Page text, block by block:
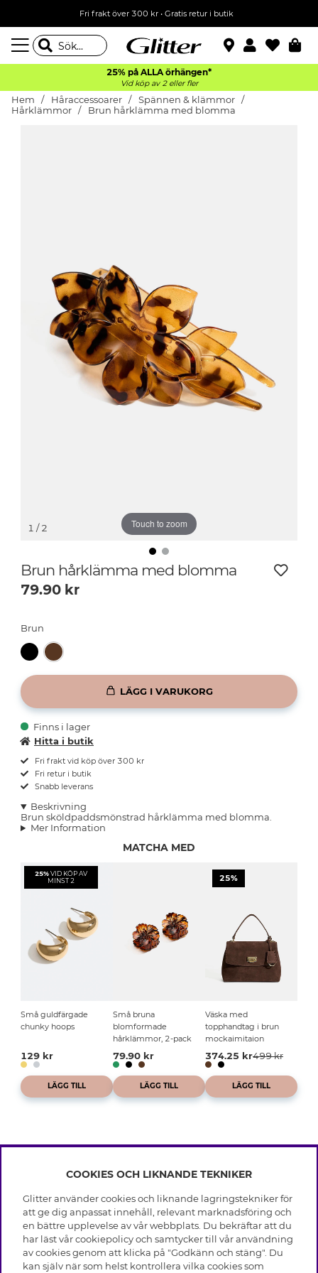
Fri frakt över 300 kr• Gratis retur i butik
25% på ALLA örhängen*
Vid köp av 2 eller fler
Hem Håraccessoarer
Spännen & klämmor
Hårklämmor
Brun hårklämma med blomma
Touch to zoom
1 / 2
Brun hårklämma med blomma
79.90 kr
Brun
LÄGG I VARUKORG
Finns i lager
Hitta i butik
Fri frakt vid köp över 300 kr
Fri retur i butik
Snabb leverans
Beskrivning
Brun sköldpaddsmönstrad hårklämma med blomma.
Mer Information
MATCHA MED
25% VID KÖP AV
MINST 2
Små guldfärgade
chunky hoops
129 kr
LÄGG TILL
Små bruna
blomformade
hårklämmor, 2-pack
79.90 kr
LÄGG TILL
25%
Väska med
topphandtag i brun
mockaimitaion
374.25 kr499 kr
LÄGG TILL
INFO
Leverans
Villkor
Integritetspolicy
Cookies
Medlemsvillkor
OM GLITTER
Black Friday
Våra butiker
HJÄLP
COOKIES OCH LIKNANDE TEKNIKER
Glitter använder cookies och liknande lagringstekniker för
att ge dig anpassat innehåll, relevant marknadsföring och
en bättre upplevelse av vår webbplats. Du bekräftar att du
har läst vår cookiepolicy och samtycker till vår användning
av cookies genom att klicka på "Godkänn och stäng". Du
kan själv när som helst kontrollera vilka cookies som